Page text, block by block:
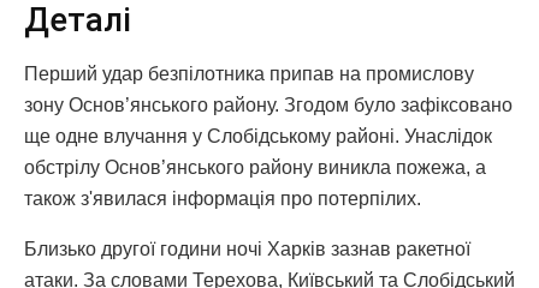
Деталі
Перший удар безпілотника припав на промислову
зону Основ’янського району. Згодом було зафіксовано
ще одне влучання у Слобідському районі. Унаслідок
обстрілу Основ’янського району виникла пожежа, а
також з'явилася інформація про потерпілих.
Близько другої години ночі Харків зазнав ракетної
атаки. За словами Терехова, Київський та Слобідський